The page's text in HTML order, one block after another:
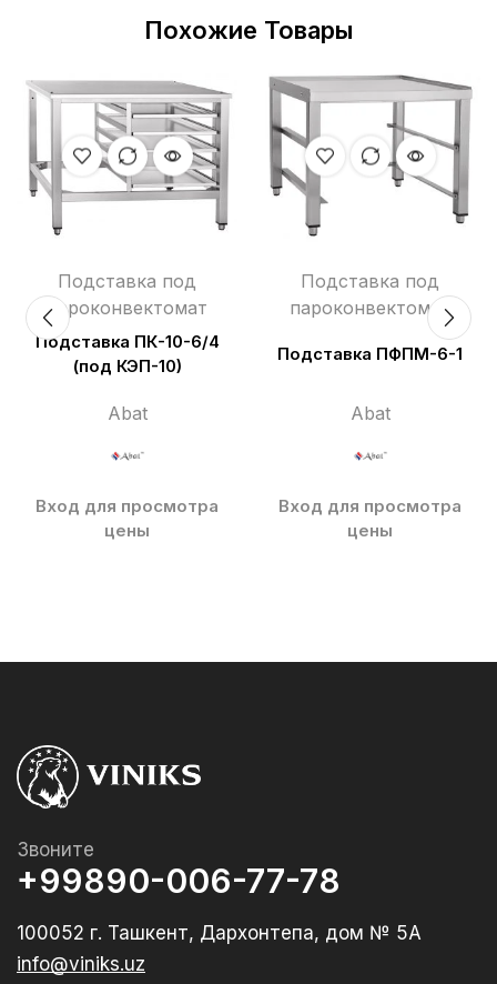
Похожие Товары
Подставка под
пароконвектомат
Подставка ПК-10-6/4
(под КЭП-10)
Abat
Вход для просмотра
цены
Подставка под
пароконвектомат
Подставка ПФПМ-6-1
Abat
Вход для просмотра
цены
Звоните
+99890-006-77-78
100052 г. Ташкент, Дархонтепа, дом № 5А
info@viniks.uz